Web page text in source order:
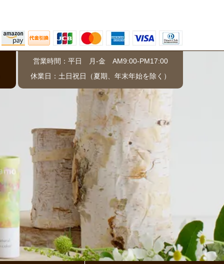
営業時間：平日 月-金 AM9:00-PM17:00
休業日：土日祝日（夏期、年末年始を除く）